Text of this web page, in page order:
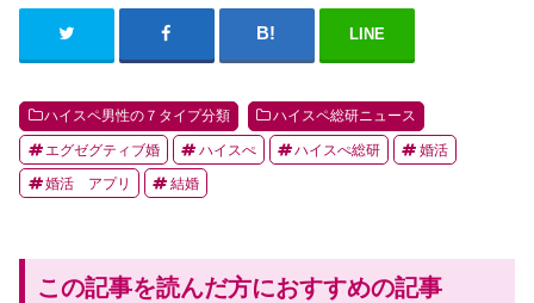
LINE
ハイスペ男性の７タイプ分類 ハイスペ総研ニュース
エグゼグティブ婚 ハイスぺ ハイスぺ総研 婚活
婚活 アプリ 結婚
この記事を読んだ方におすすめの記事